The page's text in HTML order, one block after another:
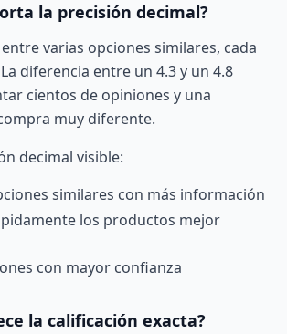
la precisión decimal?
varias opciones similares, cada
diferencia entre un 4.3 y un 4.8
cientos de opiniones y una
muy diferente.
decimal visible:
similares con más información
los productos mejor
con mayor confianza
la calificación exacta?